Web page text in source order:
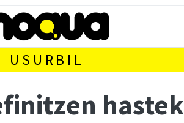
USURBIL